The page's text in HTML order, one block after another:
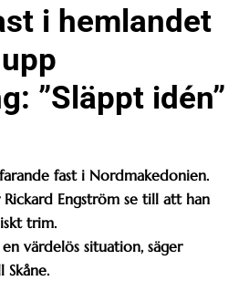
i hemlandet
”Släppt idén”
fast i Nordmakedonien.
Engström se till att han
trim.
värdelös situation, säger